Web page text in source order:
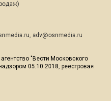
, adv@osnmedia.ru
"Вести Московского
05.10.2018, реестровая